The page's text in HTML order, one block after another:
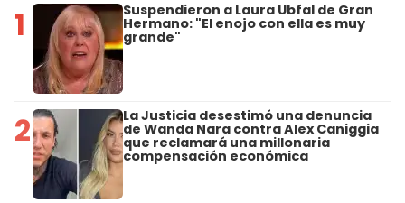
1 Suspendieron a Laura Ubfal de Gran
Hermano: "El enojo con ella es muy
grande"
2 La Justicia desestimó una denuncia
de Wanda Nara contra Alex Caniggia
que reclamará una millonaria
compensación económica